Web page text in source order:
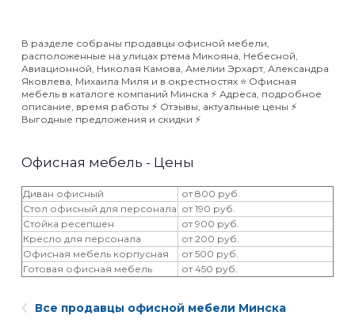
В разделе собраны продавцы офисной мебели,
расположенные на улицах ртема Микояна, Небесной,
Авиационной, Николая Камова, Амелии Эрхарт, Александра
Яковлева, Михаила Миля и в окрестностях ⭐️ Офисная
мебель в каталоге компаний Минска ⚡️ Адреса, подробное
описание, время работы ⚡️ Отзывы, актуальные цены ⚡️
Выгодные предложения и скидки ⚡️
Офисная мебель - Цены
Диван офисный
от 800 руб.
Стол офисный для персонала от 190 руб.
Стойка ресепшен
от 900 руб.
Кресло для персонала
от 200 руб.
Офисная мебель корпусная
от 500 руб.
Готовая офисная мебель
от 450 руб.
Все продавцы офисной мебели Минска